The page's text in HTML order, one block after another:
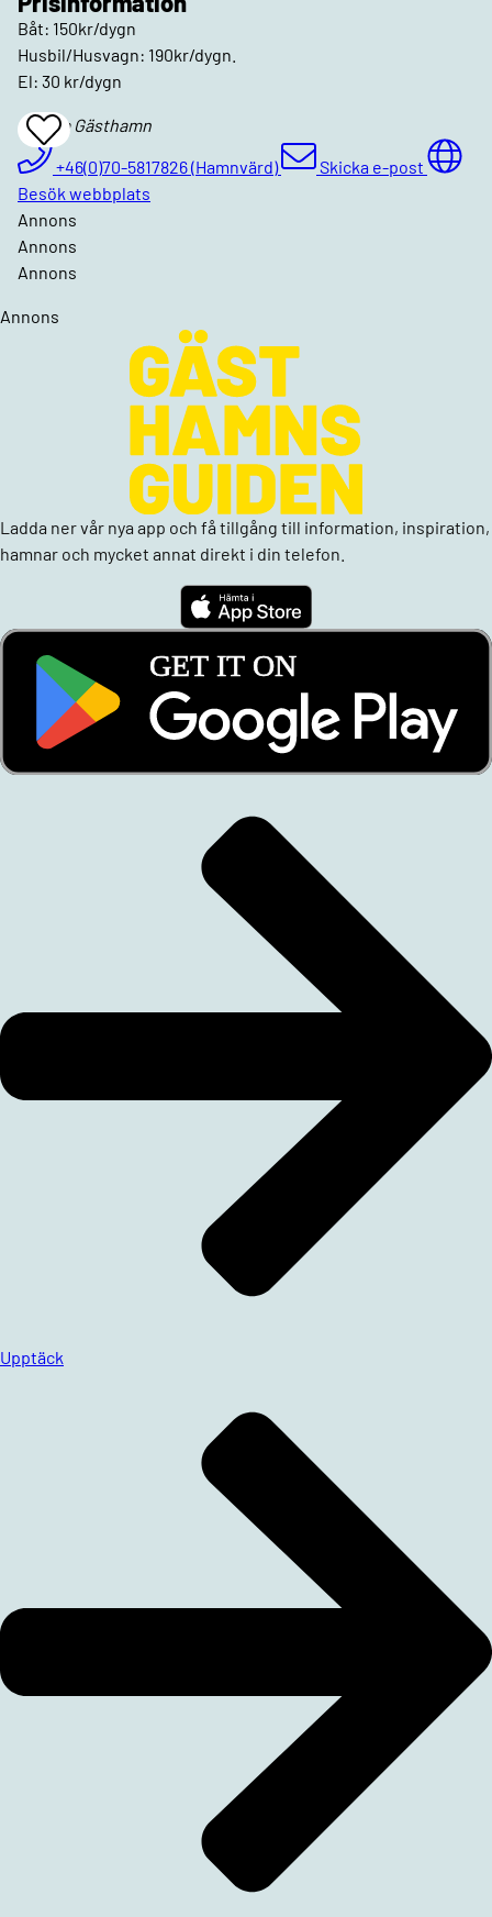
Båt: 150kr/dygn
Husbil/Husvagn: 190kr/dygn.
El: 30 kr/dygn
Add
To
Favrites
Stocka Gästhamn
+46(0)70-5817826 (Hamnvärd)
Skicka e-post
Besök webbplats
Annons
Annons
Annons
Annons
Ladda ner vår nya app och få tillgång till information, inspiration,
hamnar och mycket annat direkt i din telefon.
Upptäck